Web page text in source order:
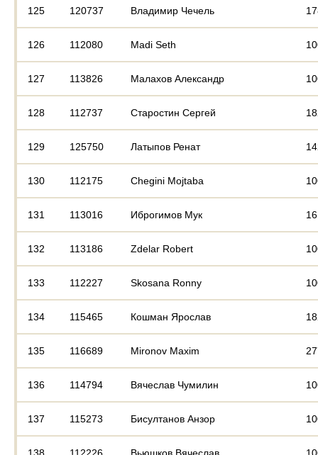
125 120737 Владимир Чечель
126 112080 Madi Seth
127 113826 Малахов Александр
128 112737 Старостин Сергей
129 125750 Латыпов Ренат
130 112175 Chegini Mojtaba
131 113016 Иброгимов Мук
132 113186 Zdelar Robert
133 112227 Skosana Ronny
134 115465 Кошман Ярослав
135 116689 Mironov Maxim
136 114794 Вячеслав Чумилин
137 115273 Бисултанов Анзор